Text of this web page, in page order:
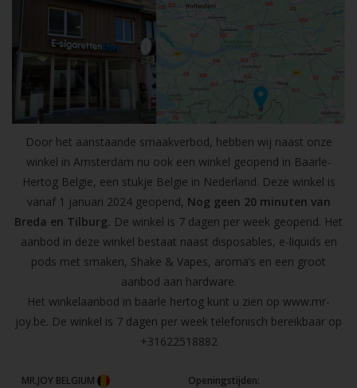
Door het aanstaande smaakverbod, hebben wij naast onze
winkel in Amsterdam nu ook een winkel geopend in Baarle-
Hertog Belgie, een stukje Belgie in Nederland. Deze winkel is
vanaf 1 januari 2024 geopend, Nog geen 20 minuten van
Breda en Tilburg. De winkel is 7 dagen per week geopend. Het
aanbod in deze winkel bestaat naast disposables, e-liquids en
pods met smaken, Shake & Vapes, aroma’s en een groot
aanbod aan hardware.
Het winkelaanbod in baarle hertog kunt u zien op www.mr-
joy.be. De winkel is 7 dagen per week telefonisch bereikbaar op
+31622518882
MR.JOY BELGIUM
Openingstijden: